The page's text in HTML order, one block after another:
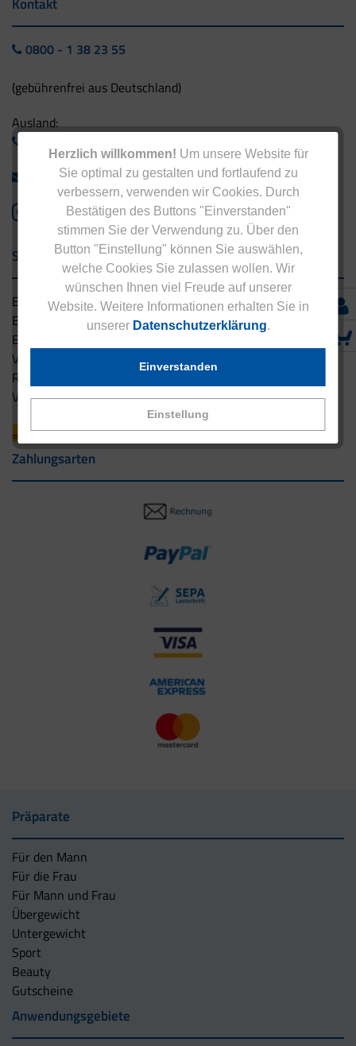
Herzlich willkommen! Um unsere Website für
Sie optimal zu gestalten und fortlaufend zu
verbessern, verwenden wir Cookies. Durch
Bestätigen des Buttons "Einverstanden"
stimmen Sie der Verwendung zu. Über den
Button "Einstellung" können Sie auswählen,
welche Cookies Sie zulassen wollen. Wir
wünschen Ihnen viel Freude auf unserer
Website. Weitere Informationen erhalten Sie in
unserer Datenschutzerklärung.
Einstellung
Einverstanden
0800 - 1 38 23 55
(gebührenfrei aus Deutschland)
Ausland:
info@eucell.de
Service & Versand
Eucell Gesundheitsservice
Eucell Ernährungscoach
Eucell Fitness Coach
Versandbedingungen
Rücksendung
Versandpartner innerhalb Deutschlands
Zahlungsarten
Präparate
Für den Mann
Für die Frau
Für Mann und Frau
Übergewicht
Untergewicht
Sport
Beauty
Gutscheine
Anwendungsgebiete